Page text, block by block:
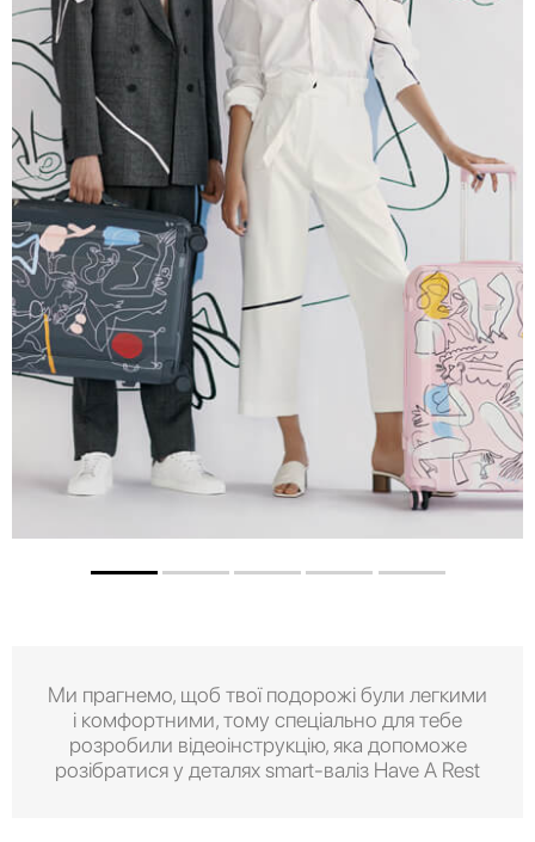
Ми прагнемо, щоб твої подорожі були легкими
і комфортними, тому спеціально для тебе
розробили відеоінструкцію, яка допоможе
розібратися у деталях smart-валіз Have A Rest